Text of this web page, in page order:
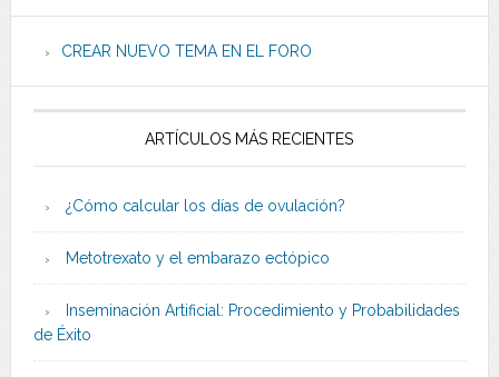
CREAR NUEVO TEMA EN EL FORO
ARTÍCULOS MÁS RECIENTES
¿Cómo calcular los días de ovulación?
Metotrexato y el embarazo ectópico
Inseminación Artificial: Procedimiento y Probabilidades
de Éxito